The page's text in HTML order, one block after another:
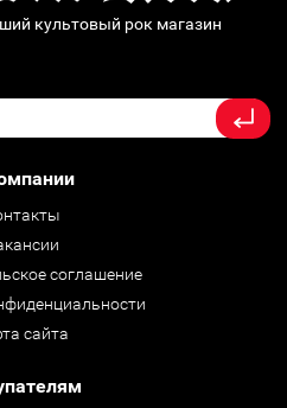
культовый рок магазин
соглашение
сайта